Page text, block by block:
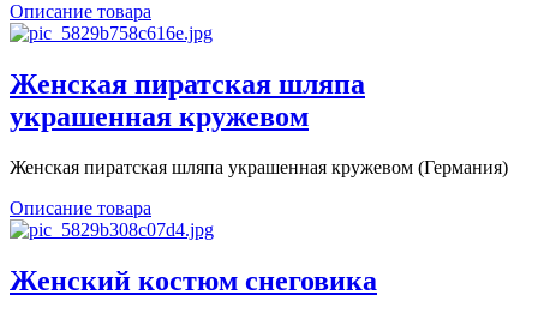
Описание товара
Женская пиратская шляпа
украшенная кружевом
Женская пиратская шляпа украшенная кружевом (Германия)
Описание товара
Женский костюм снеговика